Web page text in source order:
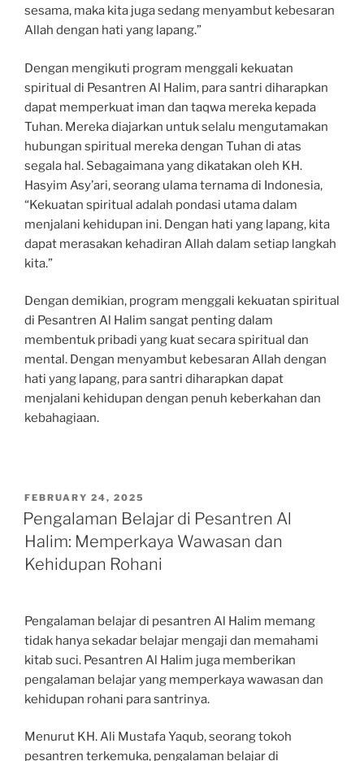
sesama, maka kita juga sedang menyambut kebesaran
Allah dengan hati yang lapang.”
Dengan mengikuti program menggali kekuatan
spiritual di Pesantren Al Halim, para santri diharapkan
dapat memperkuat iman dan taqwa mereka kepada
Tuhan. Mereka diajarkan untuk selalu mengutamakan
hubungan spiritual mereka dengan Tuhan di atas
segala hal. Sebagaimana yang dikatakan oleh KH.
Hasyim Asy’ari, seorang ulama ternama di Indonesia,
“Kekuatan spiritual adalah pondasi utama dalam
menjalani kehidupan ini. Dengan hati yang lapang, kita
dapat merasakan kehadiran Allah dalam setiap langkah
kita.”
Dengan demikian, program menggali kekuatan spiritual
di Pesantren Al Halim sangat penting dalam
membentuk pribadi yang kuat secara spiritual dan
mental. Dengan menyambut kebesaran Allah dengan
hati yang lapang, para santri diharapkan dapat
menjalani kehidupan dengan penuh keberkahan dan
kebahagiaan.
POSTED
ON
FEBRUARY 24, 2025
Pengalaman Belajar di Pesantren Al
Halim: Memperkaya Wawasan dan
Kehidupan Rohani
Pengalaman belajar di pesantren Al Halim memang
tidak hanya sekadar belajar mengaji dan memahami
kitab suci. Pesantren Al Halim juga memberikan
pengalaman belajar yang memperkaya wawasan dan
kehidupan rohani para santrinya.
Menurut KH. Ali Mustafa Yaqub, seorang tokoh
pesantren terkemuka, pengalaman belajar di